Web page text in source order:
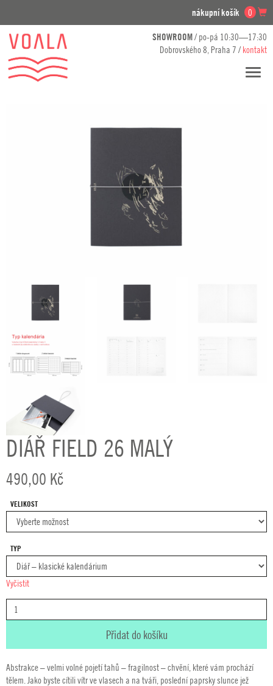
nákupní košík 0
SHOWROOM/ po-pá 10:30—17:30
Dobrovského 8, Praha 7 /kontakt
DIÁŘ FIELD 26 MALÝ
490,00 Kč
VELIKOST
TYP
Vyčistit
FIELD
MNOŽSTVÍ
Přidat do košíku
Abstrakce – velmi volné pojetí tahů – fragilnost – chvění, které vám prochází
tělem. Jako byste cítili vítr ve vlasech a na tváři, poslední paprsky slunce jež